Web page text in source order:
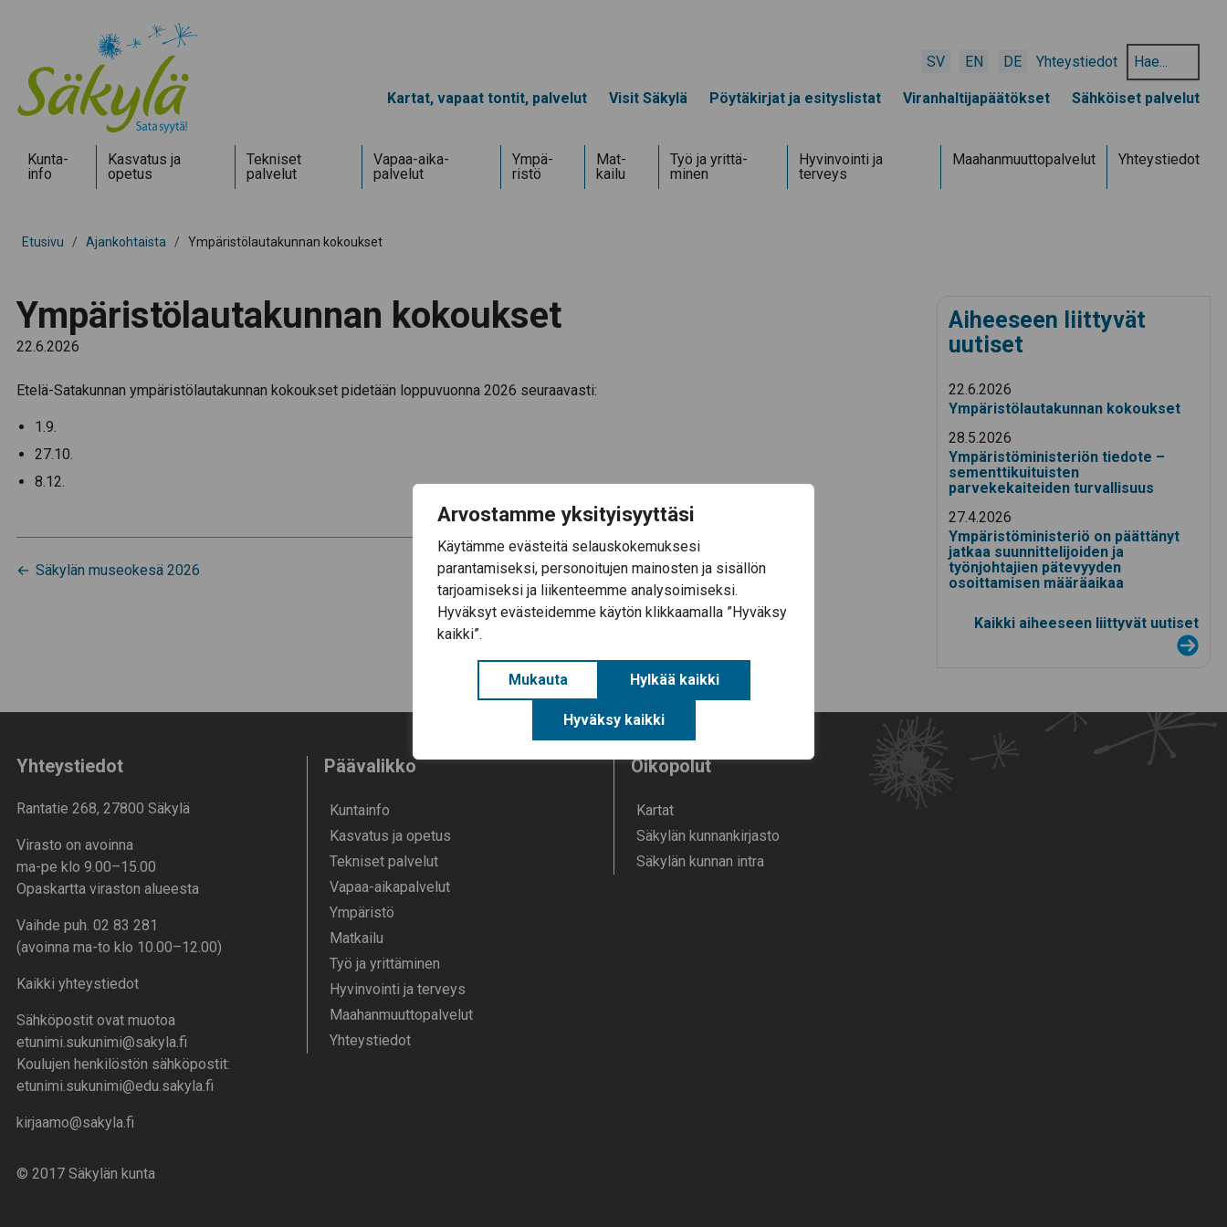
Arvostamme yksityisyyttäsi
Käytämme evästeitä selauskokemuksesi
parantamiseksi, personoitujen mainosten ja sisällön
tarjoamiseksi ja liikenteemme analysoimiseksi.
Hyväksyt evästeidemme käytön klikkaamalla ”Hyväksy
kaikki”.
Mukauta Hylkää kaikki
Hyväksy kaikki
SV EN DE Yhteystiedot
Hae
hakusanalla:
Kartat, vapaat tontit, palvelut
Visit Säkylä Pöytäkirjat ja esityslistat Viranhaltijapäätökset Sähköiset palvelut
Kunta­
info
Kasvatus ja
opetus
Tekniset
palvelut
Vapaa-aika­
palvelut
Ympä­
ristö
Mat­
kailu
Työ ja yrittä­
minen
Hyvinvointi ja
terveys
Maahanmuuttopalvelut Yhteystiedot
Etusivu / Ajankohtaista / Ympäristölautakunnan kokoukset
Ympäristölautakunnan kokoukset
22.6.2026
Etelä-Satakunnan ympäristölautakunnan kokoukset pidetään loppuvuonna 2026 seuraavasti:
1.9.
27.10.
8.12.
Artikkelien
Säkylän museokesä 2026
Säkylän kunnan frisbeegolfin mestaruuskilpailut 2026 –
ilmoittautuminen on avoinna
Aiheeseen liittyvät
uutiset
22.6.2026
Ympäristölautakunnan kokoukset
28.5.2026
Ympäristöministeriön tiedote –
sementtikuituisten
parvekekaiteiden turvallisuus
27.4.2026
Ympäristöministeriö on päättänyt
jatkaa suunnittelijoiden ja
työnjohtajien pätevyyden
osoittamisen määräaikaa
Kaikki aiheeseen liittyvät uutiset
Yhteystiedot
Rantatie 268, 27800 Säkylä
Virasto on avoinna
ma-pe klo 9.00–15.00
Opaskartta viraston alueesta
Vaihde puh. 02 83 281
(avoinna ma-to klo 10.00–12.00)
Kaikki yhteystiedot
Sähköpostit ovat muotoa
etunimi.sukunimi@sakyla.fi
Koulujen henkilöstön sähköpostit:
etunimi.sukunimi@edu.sakyla.fi
kirjaamo@sakyla.fi
Päävalikko
Kunta­info
Kasvatus ja opetus
Tekniset palvelut
Vapaa-aika­palvelut
Ympä­ristö
Mat­kailu
Työ ja yrittä­minen
Hyvinvointi ja terveys
Maahanmuuttopalvelut
Yhteystiedot
Oikopolut
Kartat
Säkylän kunnankirjasto
Säkylän kunnan intra
© 2017 Säkylän kunta